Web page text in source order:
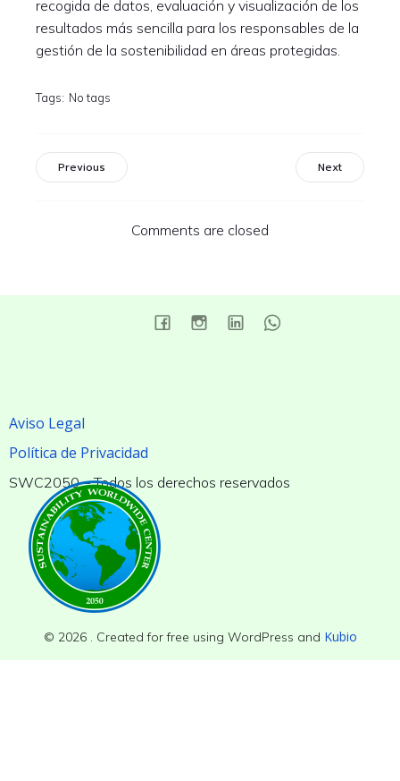
recogida de datos, evaluación y visualización de los
resultados más sencilla para los responsables de la
gestión de la sostenibilidad en áreas protegidas.
Tags: No tags
Previous Next
Comments are closed
Aviso Legal
Política de Privacidad
SWC2050 – Todos los derechos reservados
© 2026 . Created for free using WordPress and Kubio